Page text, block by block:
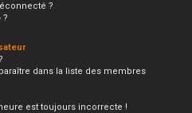
?
?
dans la liste des membres
est toujours incorrecte !